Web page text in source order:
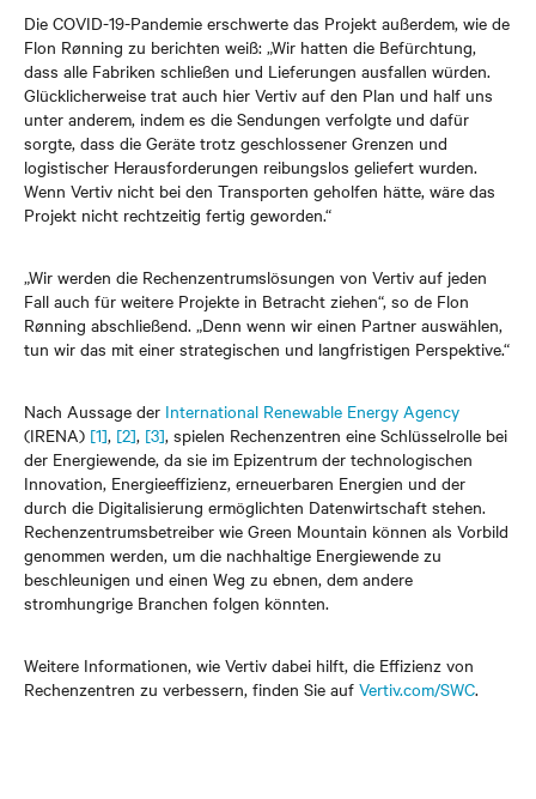
Die COVID-19-Pandemie erschwerte das Projekt außerdem, wie de
Flon Rønning zu berichten weiß: „Wir hatten die Befürchtung,
dass alle Fabriken schließen und Lieferungen ausfallen würden.
Glücklicherweise trat auch hier Vertiv auf den Plan und half uns
unter anderem, indem es die Sendungen verfolgte und dafür
sorgte, dass die Geräte trotz geschlossener Grenzen und
logistischer Herausforderungen reibungslos geliefert wurden.
Wenn Vertiv nicht bei den Transporten geholfen hätte, wäre das
Projekt nicht rechtzeitig fertig geworden.“
„Wir werden die Rechenzentrumslösungen von Vertiv auf jeden
Fall auch für weitere Projekte in Betracht ziehen“, so de Flon
Rønning abschließend. „Denn wenn wir einen Partner auswählen,
tun wir das mit einer strategischen und langfristigen Perspektive.“
Nach Aussage der International Renewable Energy Agency
(IRENA) [1], [2], [3], spielen Rechenzentren eine Schlüsselrolle bei
der Energiewende, da sie im Epizentrum der technologischen
Innovation, Energieeffizienz, erneuerbaren Energien und der
durch die Digitalisierung ermöglichten Datenwirtschaft stehen.
Rechenzentrumsbetreiber wie Green Mountain können als Vorbild
genommen werden, um die nachhaltige Energiewende zu
beschleunigen und einen Weg zu ebnen, dem andere
stromhungrige Branchen folgen könnten.
Weitere Informationen, wie Vertiv dabei hilft, die Effizienz von
Rechenzentren zu verbessern, finden Sie auf Vertiv.com/SWC.